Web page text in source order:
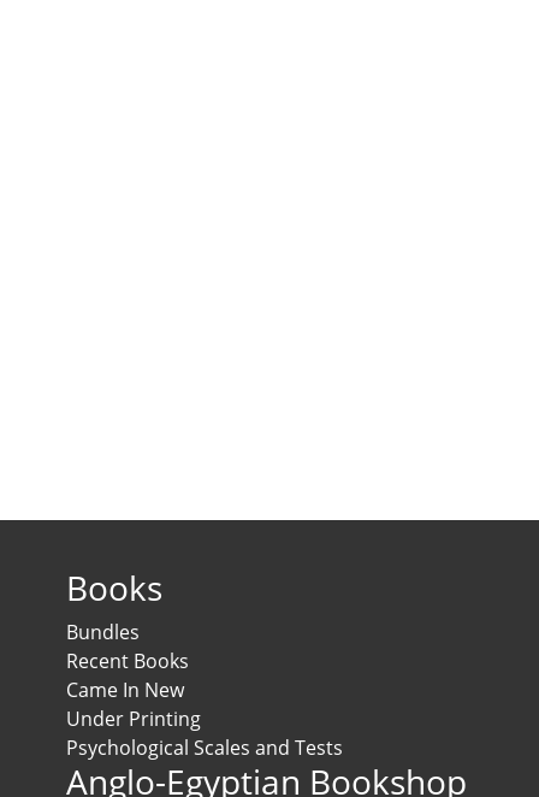
Books
Bundles
Recent Books
Came In New
Under Printing
Psychological Scales and Tests
Anglo-Egyptian Bookshop